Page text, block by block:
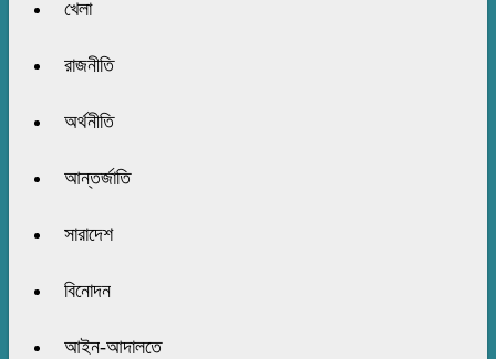
খেলা
রাজনীতি
অর্থনীতি
আন্তর্জাতি
সারাদেশ
বিনোদন
আইন-আদালতে